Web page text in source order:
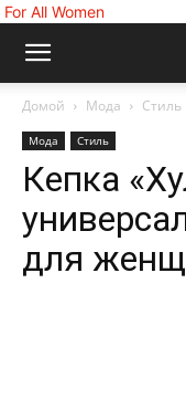
For All Women
Домой Мода Стиль
Мода Стиль
Кепка
для